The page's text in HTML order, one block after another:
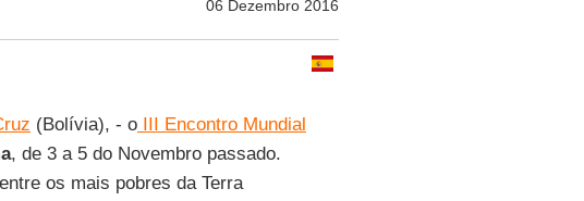
06 Dezembro 2016
(Bolívia), - oIII Encontro Mundial
, de 3 a 5 do Novembro passado.
os mais pobres da Terra